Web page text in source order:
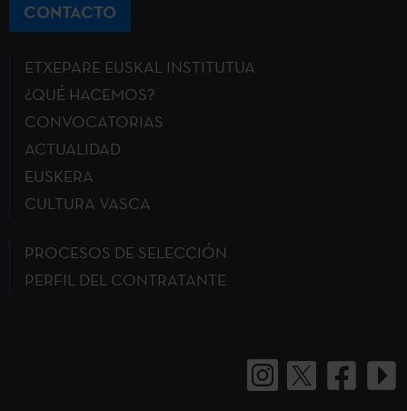
CONTACTO
ETXEPARE EUSKAL INSTITUTUA
¿QUÉ HACEMOS?
CONVOCATORIAS
ACTUALIDAD
EUSKERA
CULTURA VASCA
PROCESOS DE SELECCIÓN
PERFIL DEL CONTRATANTE